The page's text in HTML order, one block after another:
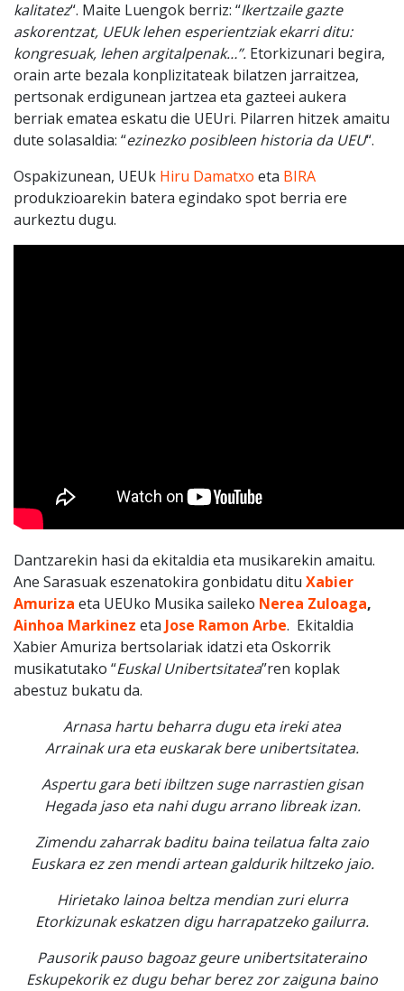
kalitatez“. Maite Luengok berriz: “Ikertzaile gazte
askorentzat, UEUk lehen esperientziak ekarri ditu:
kongresuak, lehen argitalpenak…”. Etorkizunari begira,
orain arte bezala konplizitateak bilatzen jarraitzea,
pertsonak erdigunean jartzea eta gazteei aukera
berriak ematea eskatu die UEUri. Pilarren hitzek amaitu
dute solasaldia: “ezinezko posibleen historia da UEU“.
Ospakizunean, UEUk Hiru Damatxo eta BIRA
produkzioarekin batera egindako spot berria ere
aurkeztu dugu.
Dantzarekin hasi da ekitaldia eta musikarekin amaitu.
Ane Sarasuak eszenatokira gonbidatu ditu Xabier
Amuriza eta UEUko Musika saileko Nerea Zuloaga,
Ainhoa Markinez eta Jose Ramon Arbe. Ekitaldia
Xabier Amuriza bertsolariak idatzi eta Oskorrik
musikatutako “Euskal Unibertsitatea”ren koplak
abestuz bukatu da.
Arnasa hartu beharra dugu eta ireki atea
Arrainak ura eta euskarak bere unibertsitatea.
Aspertu gara beti ibiltzen suge narrastien gisan
Hegada jaso eta nahi dugu arrano libreak izan.
Zimendu zaharrak baditu baina teilatua falta zaio
Euskara ez zen mendi artean galdurik hiltzeko jaio.
Hirietako lainoa beltza mendian zuri elurra
Etorkizunak eskatzen digu harrapatzeko gailurra.
Pausorik pauso bagoaz geure unibertsitateraino
Eskupekorik ez dugu behar berez zor zaiguna baino